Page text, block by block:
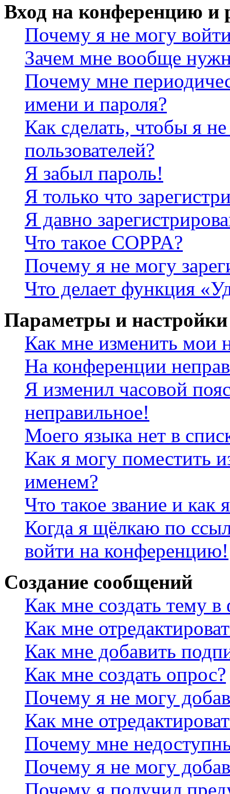
Вход на конференцию и
Почему я не могу
Зачем мне вообще
Почему мне
имени и пароля?
Как сделать, чтобы я
пользователей?
Я забыл пароль!
Я только что
Я давно
Что такое COPPA?
Почему я не могу
Что делает функция
Параметры и настройки
Как мне изменить мои
На конференции
Я изменил часовой
неправильное!
Моего языка нет в
Как я могу поместить
именем?
Что такое звание и как
Когда я щёлкаю по
войти на конференцию!
Создание сообщений
Как мне создать тему
Как мне
Как мне добавить
Как мне создать опрос?
Почему я не могу
Как мне
Почему мне
Почему я не могу